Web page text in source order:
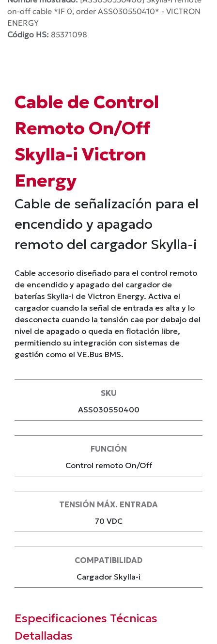
on-off cable *IF 0, order ASS030550410* - VICTRON
ENERGY
Código HS: 85371098
Cable de Control
Remoto On/Off
Skylla-i Victron
Energy
Cable de señalización para el
encendido y apagado
remoto del cargador Skylla-i
Cable accesorio diseñado para el control remoto
de encendido y apagado del cargador de
baterías Skylla-i de Victron Energy. Activa el
cargador cuando la señal de entrada es alta y lo
desconecta cuando la tensión cae por debajo del
nivel de apagado o queda en flotación libre,
permitiendo su integración con sistemas de
gestión como el VE.Bus BMS.
SKU
ASS030550400
FUNCIÓN
Control remoto On/Off
TENSIÓN MÁX. ENTRADA
70 VDC
COMPATIBILIDAD
Cargador Skylla-i
Especificaciones Técnicas
Detalladas